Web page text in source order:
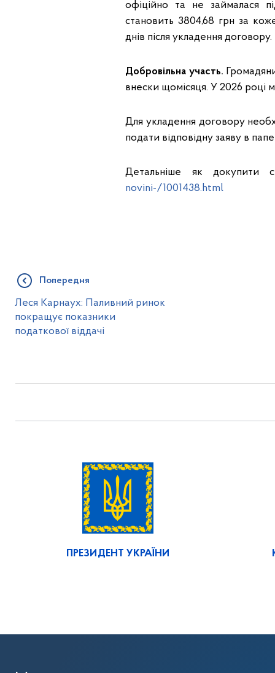
офіційно та не займалася
становить 3804,68 грн за
днів після укладення договору.
Добровільна участь.
внески щомісяця. У 2026 році
Для укладення договору
подати відповідну заяву в
Детальніше як
novini-/1001438.html
Попередня
Леся Карнаух: Паливний ринок
покращує показники
податкової віддачі
ПРЕЗИДЕНТ УКРАЇНИ